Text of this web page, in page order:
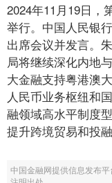
2024年11月19日，
举行。中国人民银
出席会议并发言。
局将继续深化内地
大金融支持粤港澳
人民币业务枢纽和
融领域高水平制度
提升跨境贸易和投
中国金融网提供信息发布